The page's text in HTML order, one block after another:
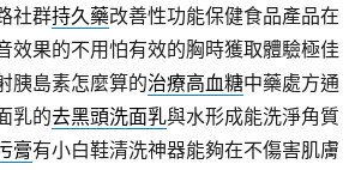
社群持久藥改善性功能保健食品產品在
效果的不用怕有效的胸時獲取體驗極佳
胰島素怎麼算的治療高血糖中藥處方通
乳的去黑頭洗面乳與水形成能洗淨角質
膏有小白鞋清洗神器能夠在不傷害肌膚